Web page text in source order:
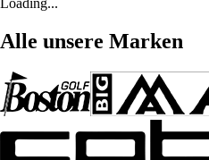
Alle unsere Marken